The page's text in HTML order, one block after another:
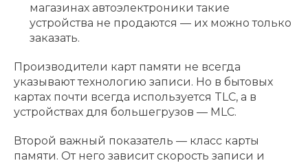
магазинах автоэлектроники такие
устройства не продаются — их можно только
заказать.
Производители карт памяти не всегда
указывают технологию записи. Но в бытовых
картах почти всегда используется TLC, а в
устройствах для большегрузов — MLC.
Второй важный показатель — класс карты
памяти. От него зависит скорость записи и